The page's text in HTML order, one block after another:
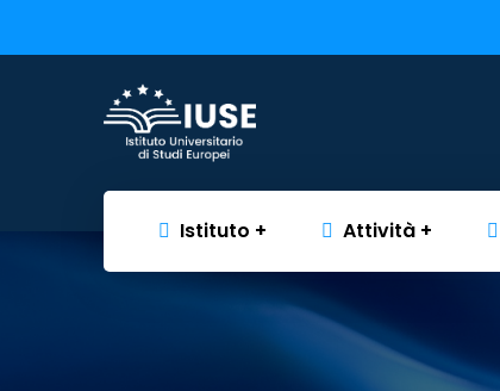
Istituto Attività